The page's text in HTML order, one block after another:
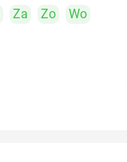
Za Zo
Wo